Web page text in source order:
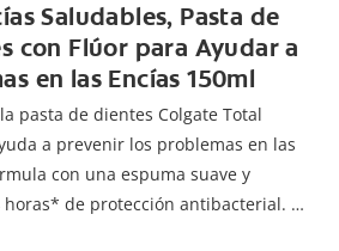
Saludables, Pasta de
con Flúor para Ayudar a
en las Encías 150ml
pasta de dientes Colgate Total
a prevenir los problemas en las
con una espuma suave y
de protección antibacterial.